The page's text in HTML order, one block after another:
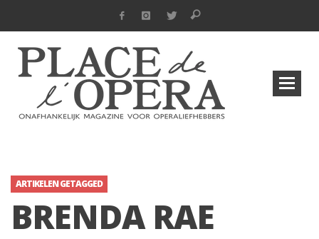
ARTIKELEN GETAGGED
BRENDA RAE